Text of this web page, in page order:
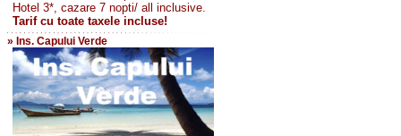
Hotel 3*, cazare 7 nopti/ all inclusive.
Tarif cu toate taxele incluse!
» Ins. Capului Verde